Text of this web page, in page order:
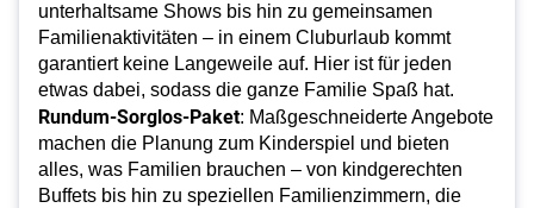
unterhaltsame Shows bis hin zu gemeinsamen
Familienaktivitäten – in einem Cluburlaub kommt
garantiert keine Langeweile auf. Hier ist für jeden
etwas dabei, sodass die ganze Familie Spaß hat.
Rundum-Sorglos-Paket: Maßgeschneiderte Angebote
machen die Planung zum Kinderspiel und bieten
alles, was Familien brauchen – von kindgerechten
Buffets bis hin zu speziellen Familienzimmern, die